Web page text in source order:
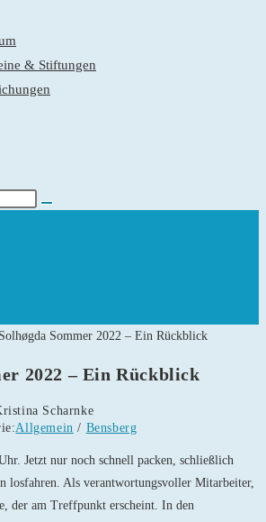
& Stiftungen
2022 – Ein Rückblick
Scharnke
Allgemein / Bensberg
Jetzt nur noch schnell packen, schließlich
losfahren. Als verantwortungsvoller Mitarbeiter,
der am Treffpunkt erscheint. In den